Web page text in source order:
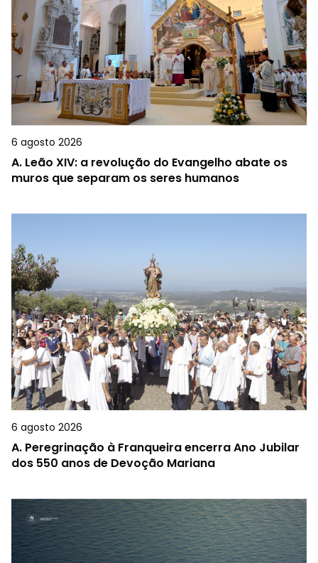
6 agosto 2026
A. Leão XIV: a revolução do Evangelho abate os
muros que separam os seres humanos
6 agosto 2026
A. Peregrinação à Franqueira encerra Ano Jubilar
dos 550 anos de Devoção Mariana